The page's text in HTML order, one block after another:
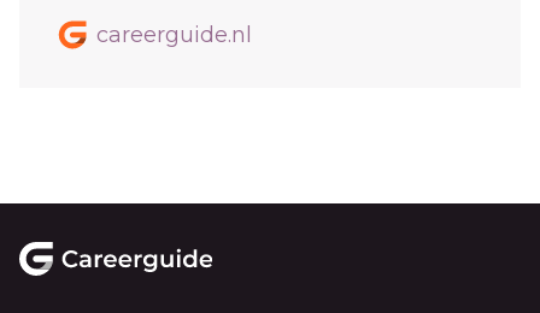
careerguide.nl